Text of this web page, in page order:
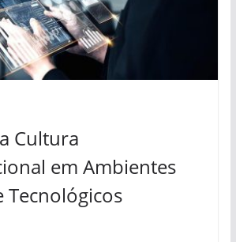
Cultura
em Ambientes
Tecnológicos